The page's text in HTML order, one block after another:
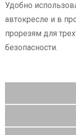
Удобно
автокресле и в
прорезям для
безопасности.